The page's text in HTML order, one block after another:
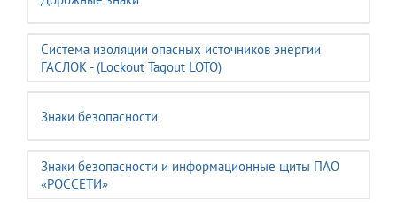
Система изоляции опасных источников энергии
ГАСЛОК - (Lockout Tagout LOTO)
Знаки безопасности
Знаки безопасности и информационные щиты ПАО
«РОССЕТИ»